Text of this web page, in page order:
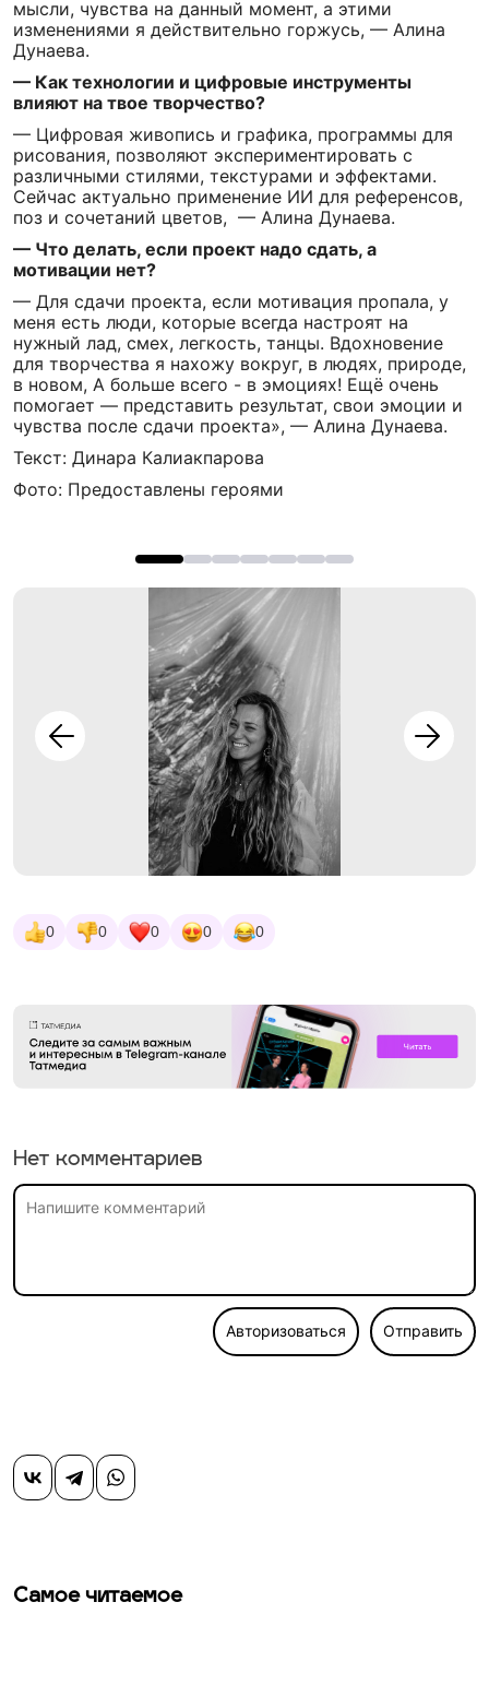
мысли, чувства на данный момент, а этими
изменениями я действительно горжусь, — Алина
Дунаева.
— Как технологии и цифровые инструменты
влияют на твое творчество?
— Цифровая живопись и графика, программы для
рисования, позволяют экспериментировать с
различными стилями, текстурами и эффектами.
Сейчас актуально применение ИИ для референсов,
поз и сочетаний цветов, — Алина Дунаева.
— Что делать, если проект надо сдать, а
мотивации нет?
— Для сдачи проекта, если мотивация пропала, у
меня есть люди, которые всегда настроят на
нужный лад, смех, легкость, танцы. Вдохновение
для творчества я нахожу вокруг, в людях, природе,
в новом, А больше всего - в эмоциях! Ещё очень
помогает — представить результат, свои эмоции и
чувства после сдачи проекта», — Алина Дунаева.
Текст: Динара Калиакпарова
Фото: Предоставлены героями
0 0 0 0 0
Нет комментариев
Авторизоваться Отправить
Самое читаемое